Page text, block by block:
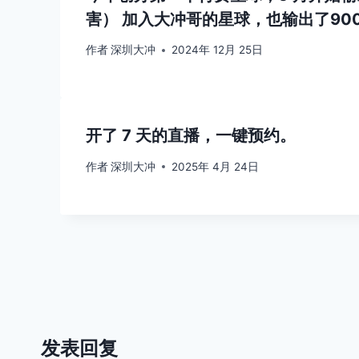
害） 加入大冲哥的星球，也输出了
作者深圳大冲 2024年 12月 25日
开了 7 天的直播，一键预约。
作者深圳大冲 2025年 4月 24日
发表回复